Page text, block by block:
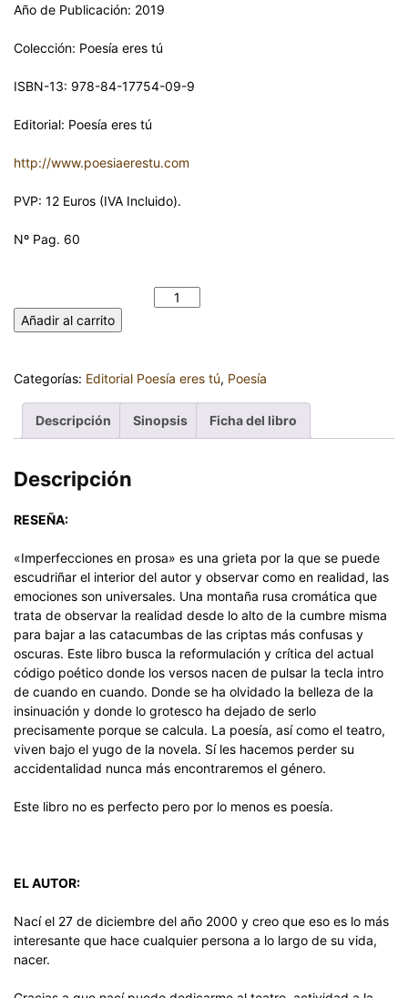
Año de Publicación: 2019
Colección: Poesía eres tú
ISBN-13: 978-84-17754-09-9
Editorial: Poesía eres tú
http://www.poesiaerestu.com
PVP: 12 Euros (IVA Incluido).
Nº Pag. 60
Añadir al carrito
Categorías: Editorial Poesía eres tú, Poesía
Descripción Sinopsis Ficha del libro
Descripción
RESEÑA:
«Imperfecciones en prosa» es una grieta por la que se puede
escudriñar el interior del autor y observar como en realidad, las
emociones son universales. Una montaña rusa cromática que
trata de observar la realidad desde lo alto de la cumbre misma
para bajar a las catacumbas de las criptas más confusas y
oscuras. Este libro busca la reformulación y crítica del actual
código poético donde los versos nacen de pulsar la tecla intro
de cuando en cuando. Donde se ha olvidado la belleza de la
insinuación y donde lo grotesco ha dejado de serlo
precisamente porque se calcula. La poesía, así como el teatro,
viven bajo el yugo de la novela. Sí les hacemos perder su
accidentalidad nunca más encontraremos el género.
Este libro no es perfecto pero por lo menos es poesía.
EL AUTOR:
Nací el 27 de diciembre del año 2000 y creo que eso es lo más
interesante que hace cualquier persona a lo largo de su vida,
nacer.